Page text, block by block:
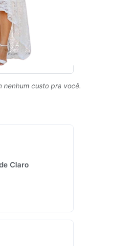
nenhum custo pra você.
Claro